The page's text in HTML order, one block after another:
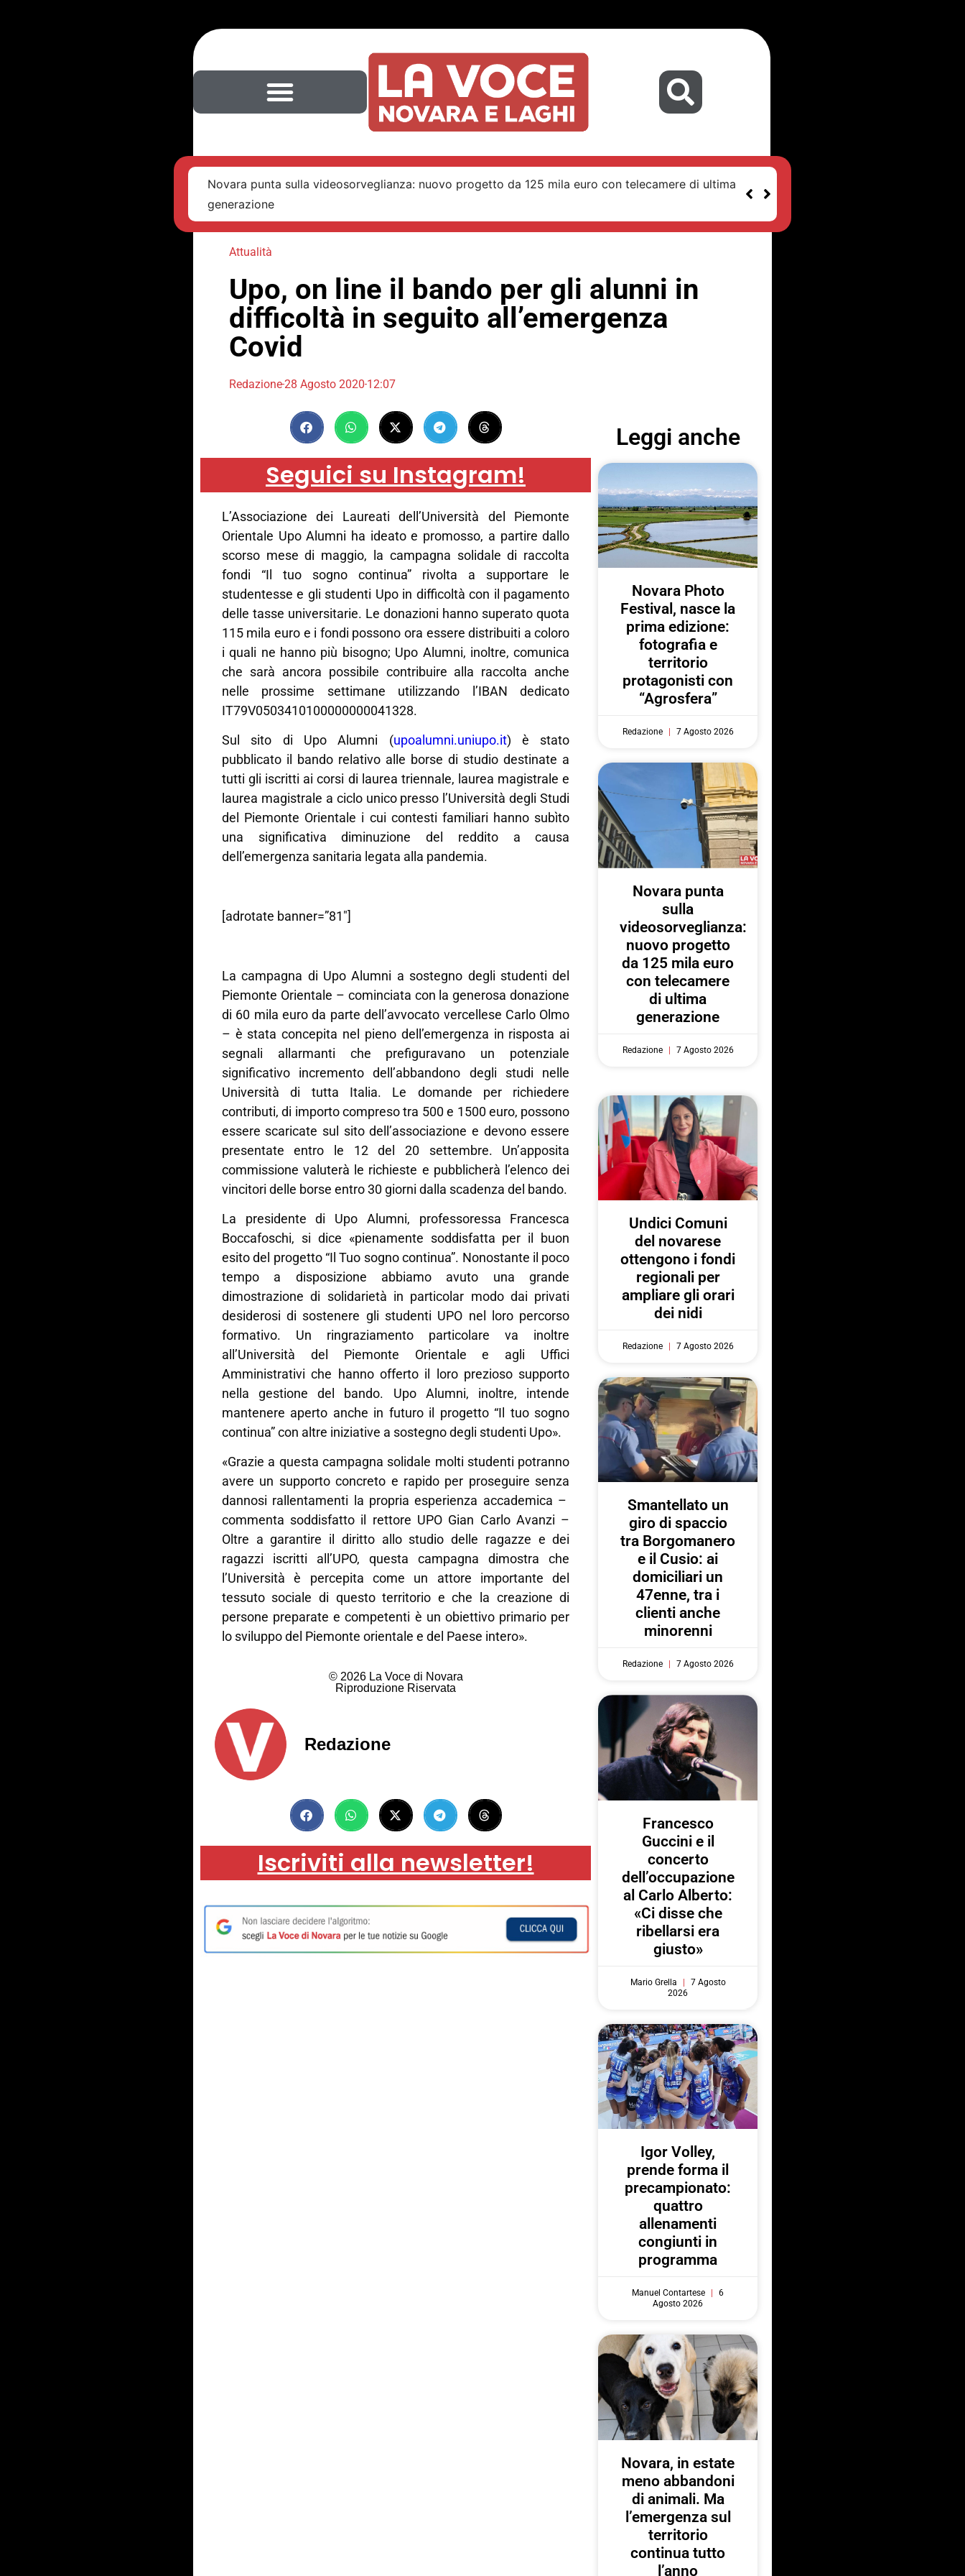
Novara punta sulla videosorveglianza: nuovo progetto da 125 mila euro con telecamere di ultima
generazione
Attualità
Upo, on line il bando per gli alunni in
difficoltà in seguito all’emergenza
Covid
Redazione28 Agosto 202012:07
Seguici su Instagram!
L’Associazione dei Laureati dell’Università del Piemonte
Orientale Upo Alumni ha ideato e promosso, a partire dallo
scorso mese di maggio, la campagna solidale di raccolta
fondi “Il tuo sogno continua” rivolta a supportare le
studentesse e gli studenti Upo in difficoltà con il pagamento
delle tasse universitarie. Le donazioni hanno superato quota
115 mila euro e i fondi possono ora essere distribuiti a coloro
i quali ne hanno più bisogno; Upo Alumni, inoltre, comunica
che sarà ancora possibile contribuire alla raccolta anche
nelle prossime settimane utilizzando l’IBAN dedicato
IT79V0503410100000000041328.
Sul sito di Upo Alumni (upoalumni.uniupo.it) è stato
pubblicato il bando relativo alle borse di studio destinate a
tutti gli iscritti ai corsi di laurea triennale, laurea magistrale e
laurea magistrale a ciclo unico presso l’Università degli Studi
del Piemonte Orientale i cui contesti familiari hanno subìto
una significativa diminuzione del reddito a causa
dell’emergenza sanitaria legata alla pandemia.
[adrotate banner=”81″]
La campagna di Upo Alumni a sostegno degli studenti del
Piemonte Orientale – cominciata con la generosa donazione
di 60 mila euro da parte dell’avvocato vercellese Carlo Olmo
– è stata concepita nel pieno dell’emergenza in risposta ai
segnali allarmanti che prefiguravano un potenziale
significativo incremento dell’abbandono degli studi nelle
Università di tutta Italia. Le domande per richiedere
contributi, di importo compreso tra 500 e 1500 euro, possono
essere scaricate sul sito dell’associazione e devono essere
presentate entro le 12 del 20 settembre. Un’apposita
commissione valuterà le richieste e pubblicherà l’elenco dei
vincitori delle borse entro 30 giorni dalla scadenza del bando.
La presidente di Upo Alumni, professoressa Francesca
Boccafoschi, si dice «pienamente soddisfatta per il buon
esito del progetto “Il Tuo sogno continua”. Nonostante il poco
tempo a disposizione abbiamo avuto una grande
dimostrazione di solidarietà in particolar modo dai privati
desiderosi di sostenere gli studenti UPO nel loro percorso
formativo. Un ringraziamento particolare va inoltre
all’Università del Piemonte Orientale e agli Uffici
Amministrativi che hanno offerto il loro prezioso supporto
nella gestione del bando. Upo Alumni, inoltre, intende
mantenere aperto anche in futuro il progetto “Il tuo sogno
continua” con altre iniziative a sostegno degli studenti Upo».
«Grazie a questa campagna solidale molti studenti potranno
avere un supporto concreto e rapido per proseguire senza
dannosi rallentamenti la propria esperienza accademica –
commenta soddisfatto il rettore UPO Gian Carlo Avanzi –
Oltre a garantire il diritto allo studio delle ragazze e dei
ragazzi iscritti all’UPO, questa campagna dimostra che
l’Università è percepita come un attore importante del
tessuto sociale di questo territorio e che la creazione di
persone preparate e competenti è un obiettivo primario per
lo sviluppo del Piemonte orientale e del Paese intero».
© 2026 La Voce di Novara
Riproduzione Riservata
Redazione
Iscriviti alla newsletter!
Leggi anche
Novara Photo
Festival, nasce la
prima edizione:
fotografia e
territorio
protagonisti con
“Agrosfera”
Redazione 7 Agosto 2026
Novara punta
sulla
videosorveglianza:
nuovo progetto
da 125 mila euro
con telecamere
di ultima
generazione
Redazione 7 Agosto 2026
Undici Comuni
del novarese
ottengono i fondi
regionali per
ampliare gli orari
dei nidi
Redazione 7 Agosto 2026
Smantellato un
giro di spaccio
tra Borgomanero
e il Cusio: ai
domiciliari un
47enne, tra i
clienti anche
minorenni
Redazione 7 Agosto 2026
Francesco
Guccini e il
concerto
dell’occupazione
al Carlo Alberto:
«Ci disse che
ribellarsi era
giusto»
Mario Grella
7 Agosto
2026
Igor Volley,
prende forma il
precampionato:
quattro
allenamenti
congiunti in
programma
Manuel Contartese
6
Agosto 2026
Novara, in estate
meno abbandoni
di animali. Ma
l’emergenza sul
territorio
continua tutto
l’anno